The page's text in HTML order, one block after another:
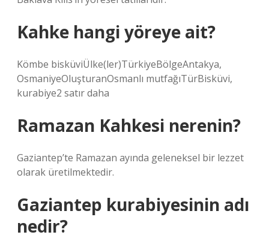
Kahke hangi yöreye ait?
Kömbe bisküviÜlke(ler)TürkiyeBölgeAntakya,
OsmaniyeOluşturanOsmanlı mutfağıTürBisküvi,
kurabiye2 satır daha
Ramazan Kahkesi nerenin?
Gaziantep’te Ramazan ayında geleneksel bir lezzet
olarak üretilmektedir.
Gaziantep kurabiyesinin adı
nedir?